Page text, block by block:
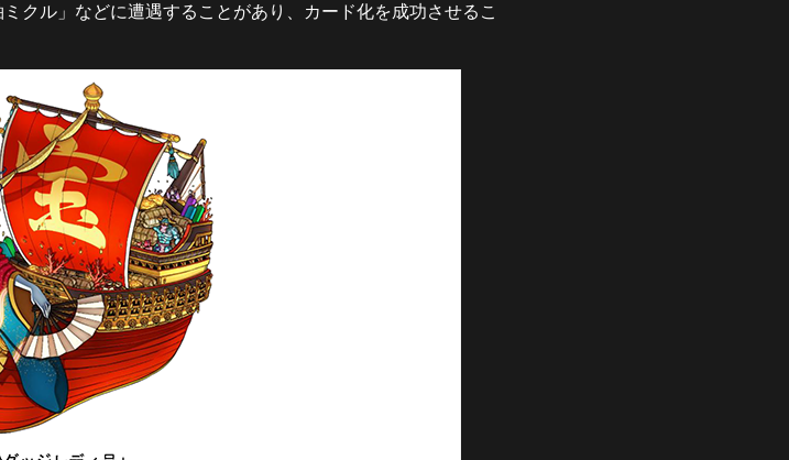
クル」などに遭遇することがあり、カード化を成功させるこ